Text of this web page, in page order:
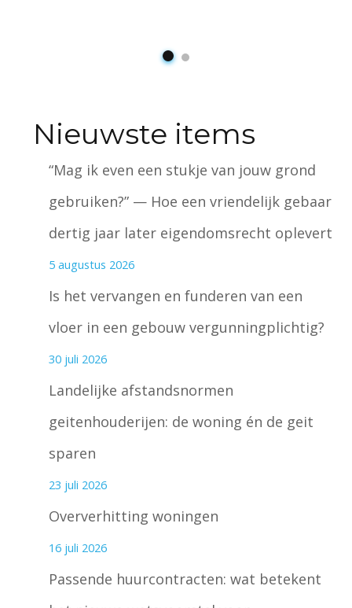
Nieuwste items
“Mag ik even een stukje van jouw grond
gebruiken?” — Hoe een vriendelijk gebaar
dertig jaar later eigendomsrecht oplevert
5 augustus 2026
Is het vervangen en funderen van een
vloer in een gebouw vergunningplichtig?
30 juli 2026
Landelijke afstandsnormen
geitenhouderijen: de woning én de geit
sparen
23 juli 2026
Oververhitting woningen
16 juli 2026
Passende huurcontracten: wat betekent